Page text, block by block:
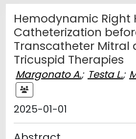
Hemodynamic Right
Catheterization
Transcatheter Mitral
Tricuspid Therapies
Margonato A.; Testa L.;
2025-01-01